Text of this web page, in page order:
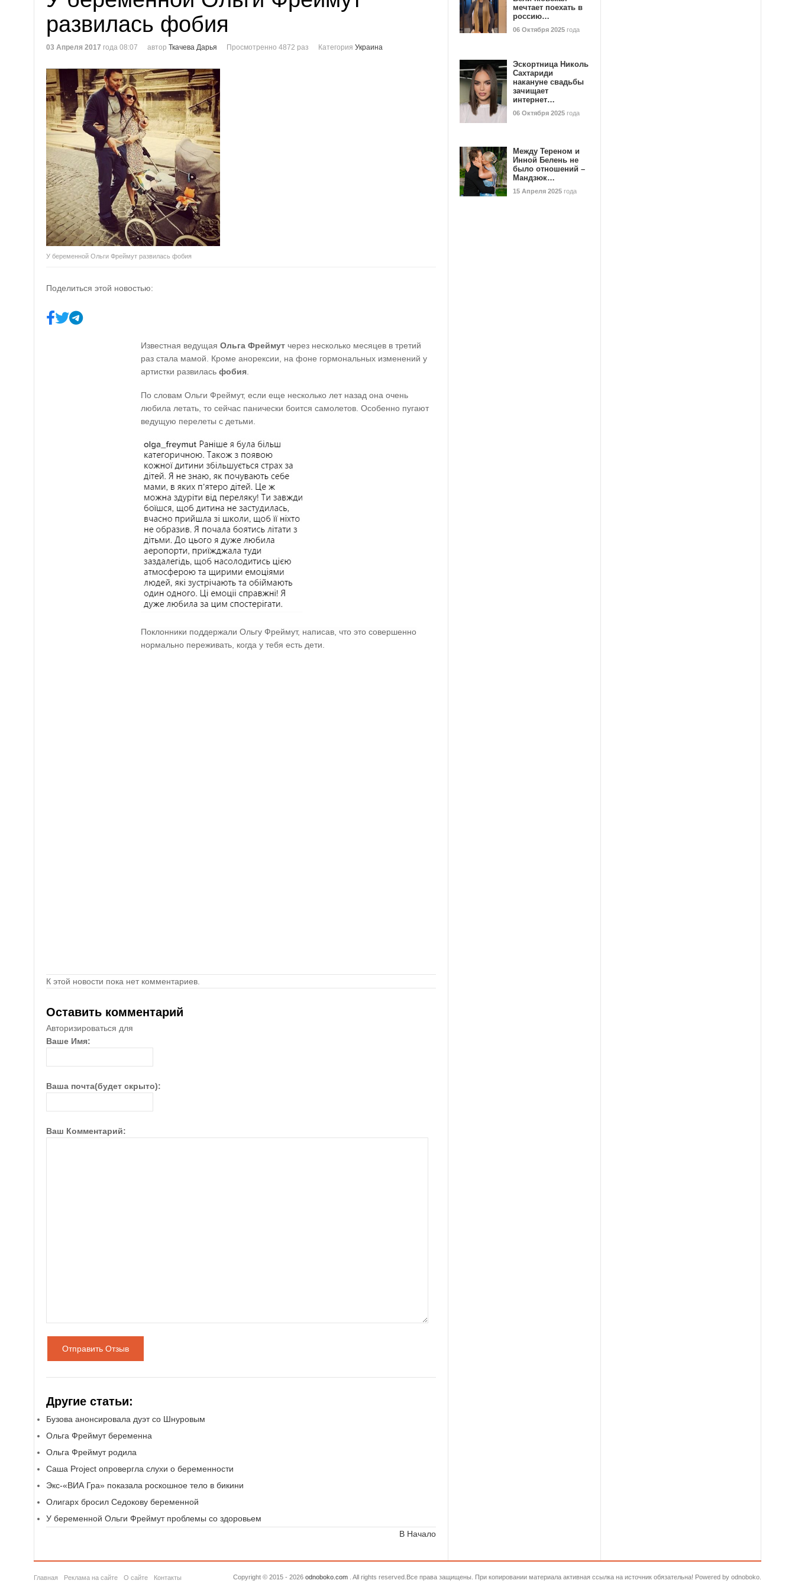
развилась фобия
03 Апреля 2017 года 08:07 автор Ткачева Дарья Просмотренно 4872 раз Категория Украина
У беременной Ольги Фреймут развилась фобия
Поделиться этой новостью:
Известная ведущая Ольга Фреймут через несколько месяцев в третий
раз стала мамой. Кроме анорексии, на фоне гормональных изменений у
артистки развилась фобия
По словам Ольги Фреймут, если еще несколько лет назад она очень
любила летать, то сейчас панически боится самолетов. Особенно пугают
ведущую перелеты с детьми.
Поклонники поддержали Ольгу Фреймут, написав , что это совершенно
нормально переживать, когда у тебя есть дети.
К этой новости пока нет комментариев.
Оставить комментарий
Авторизироваться для
Ваше Имя:
Ваша почта(будет скрыто):
Ваш Комментарий:
Отправить Отзыв
Другие статьи:
Бузова анонсировала дуэт со Шнуровым
Ольга Фреймут беременна
Ольга Фреймут родила
Саша Project опровергла слухи о беременности
Экс-«ВИА Гра» показала роскошное тело в бикини
Олигарх бросил Седокову беременной
У беременной Ольги Фреймут проблемы со здоровьем
В Начало
мечтает поехать в
россию…
06 Октября 2025 года
Эскортница Николь
Сахтариди
накануне свадьбы
зачищает
интернет…
06 Октября 2025 года
Между Тереном и
Инной Белень не
было отношений –
Мандзюк…
15 Апреля 2025 года
Главная Реклама на сайте О сайте Контакты Copyright © 2015 - 2026 odnoboko.com . All rights reserved.Все права защищены. При копировании материала активная ссылка на источник обязательна! Powered by odnoboko.